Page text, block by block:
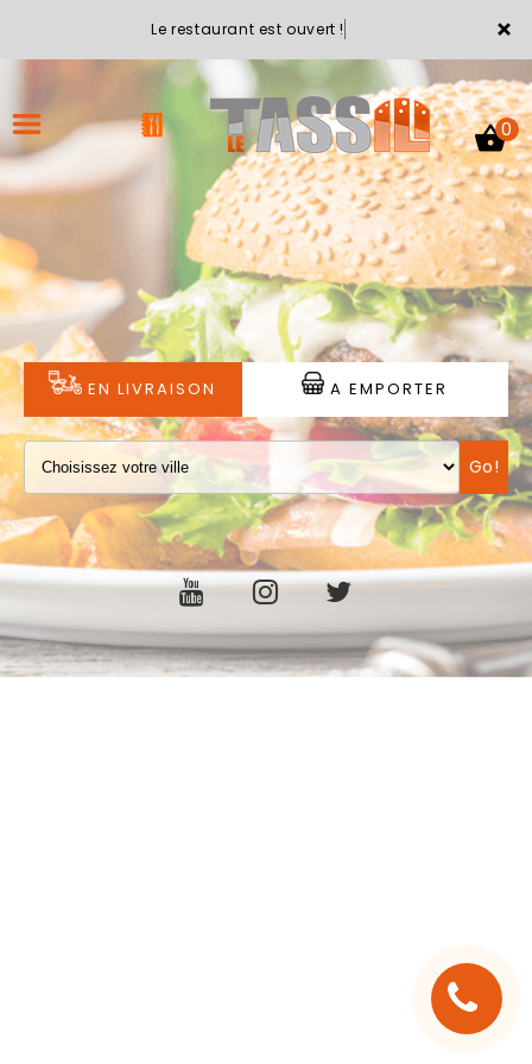
×
Le restaurant est ouvert !
ACCUEIL
LA CARTE
VOTRE COMPTE
NOTRE RESTAURANT
VOS AVIS
MENTIONS LÉGALES
C.G.V
0
EN LIVRAISON A EMPORTER
Go!